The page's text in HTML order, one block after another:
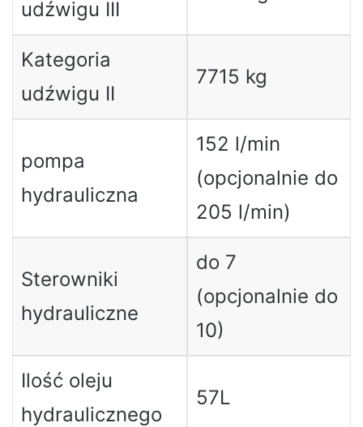
udźwigu III
Kategoria
udźwigu II
7715 kg
pompa
hydrauliczna
152 l/min
(opcjonalnie do
205 l/min)
Sterowniki
hydrauliczne
do 7
(opcjonalnie do
10)
Ilość oleju
hydraulicznego
57L